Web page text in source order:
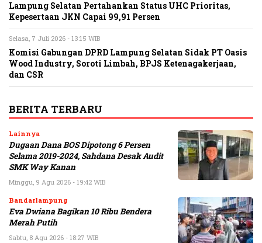
Lampung Selatan Pertahankan Status UHC Prioritas,
Kepesertaan JKN Capai 99,91 Persen
Selasa, 7 Juli 2026 - 13:15 WIB
Komisi Gabungan DPRD Lampung Selatan Sidak PT Oasis
Wood Industry, Soroti Limbah, BPJS Ketenagakerjaan,
dan CSR
BERITA TERBARU
Lainnya
Dugaan Dana BOS Dipotong 6 Persen
Selama 2019-2024, Sahdana Desak Audit
SMK Way Kanan
Minggu, 9 Agu 2026 - 19:42 WIB
Bandarlampung
Eva Dwiana Bagikan 10 Ribu Bendera
Merah Putih
Sabtu, 8 Agu 2026 - 18:27 WIB